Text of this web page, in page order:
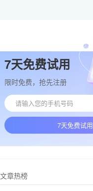
7天免费试用
限时免费，抢先注册
7天免费试用
文章热榜